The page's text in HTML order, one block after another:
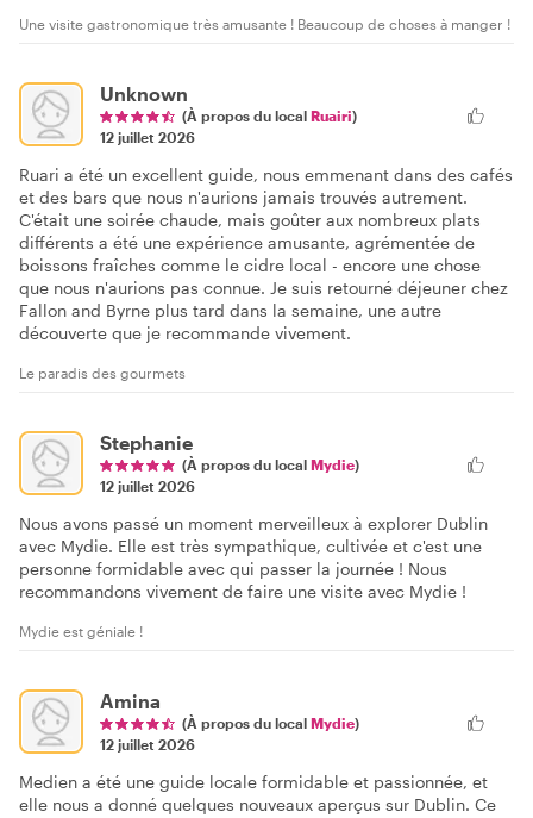
Une visite gastronomique très amusante ! Beaucoup de choses à manger !
Unknown
(À propos du local Ruairi)
12 juillet 2026
Ruari a été un excellent guide, nous emmenant dans des cafés
et des bars que nous n'aurions jamais trouvés autrement.
C'était une soirée chaude, mais goûter aux nombreux plats
différents a été une expérience amusante, agrémentée de
boissons fraîches comme le cidre local - encore une chose
que nous n'aurions pas connue. Je suis retourné déjeuner chez
Fallon and Byrne plus tard dans la semaine, une autre
découverte que je recommande vivement.
Le paradis des gourmets
Stephanie
(À propos du local Mydie)
12 juillet 2026
Nous avons passé un moment merveilleux à explorer Dublin
avec Mydie. Elle est très sympathique, cultivée et c'est une
personne formidable avec qui passer la journée ! Nous
recommandons vivement de faire une visite avec Mydie !
Mydie est géniale !
Amina
(À propos du local Mydie)
12 juillet 2026
Medien a été une guide locale formidable et passionnée, et
elle nous a donné quelques nouveaux aperçus sur Dublin. Ce